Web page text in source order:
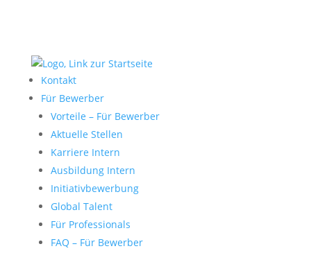
Kontakt
Für Bewerber
Vorteile – Für Bewerber
Aktuelle Stellen
Karriere Intern
Ausbildung Intern
Initiativbewerbung
Global Talent
Für Professionals
FAQ – Für Bewerber